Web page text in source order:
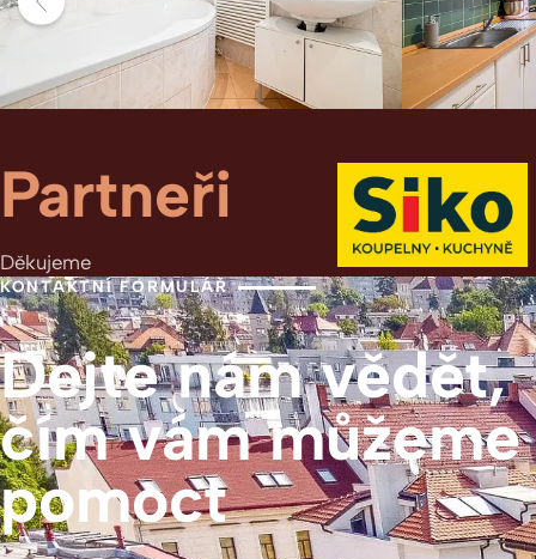
Partneři
Děkujeme
KONTAKTNÍ FORMULÁŘ
Dejte nám
čím vám můžeme
pomoct